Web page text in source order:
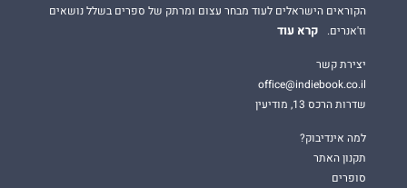
הקוראים הישראלים לעוד מבחר עצום ומרתק של ספרים בשלל נושאים
וז'אנרים.
קרא עוד
יצירת קשר
office@indiebook.co.il
שדרות הרכס 13, מודיעין
למה אינדיבוק?
תקנון האתר
סופרים